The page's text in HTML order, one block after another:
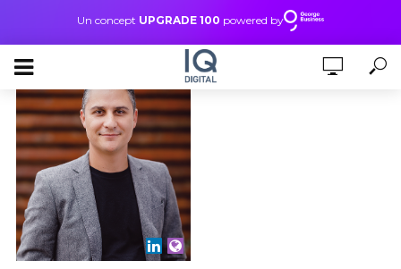
Un concept UPGRADE 100 powered by